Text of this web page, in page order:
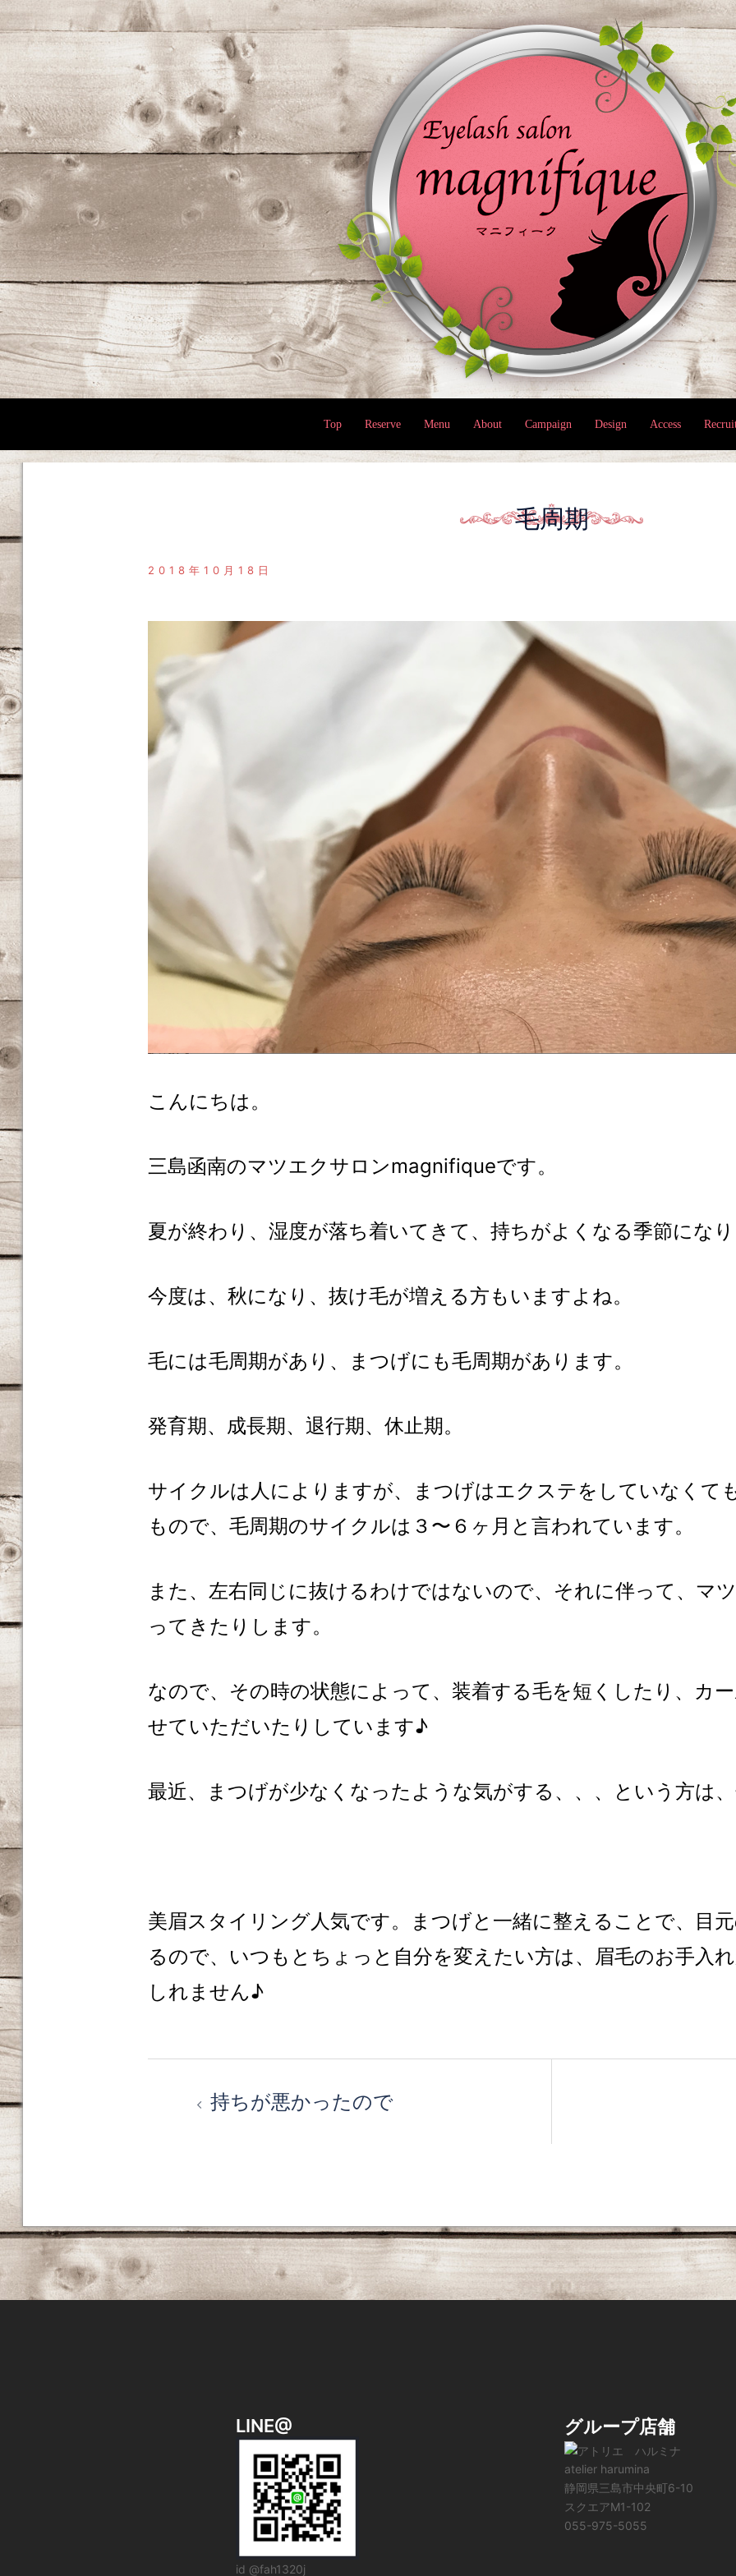
コ
ン
テ
ン
ツ
へ
ス
キ
ッ
プ
Top Reserve Menu About Campaign Design Access
毛周期
2018年10月18日
こんにちは。
三島函南のマツエクサロンmagnifiqueです。
夏が終わり、湿度が落ち着いてきて、持ちがよくなる季節にな
今度は、秋になり、抜け毛が増える方もいますよね。
毛には毛周期があり、まつげにも毛周期があります。
発育期、成長期、退行期、休止期。
サイクルは人によりますが、まつげはエクステをしていなくて
もので、毛周期のサイクルは３〜６ヶ月と言われています。
また、左右同じに抜けるわけではないので、それに伴って、マ
ってきたりします。
なので、その時の状態によって、装着する毛を短くしたり、カ
せていただいたりしています♪
最近、まつげが少なくなったような気がする、、、という方は
美眉スタイリング人気です。まつげと一緒に整えることで、目
るので、いつもとちょっと自分を変えたい方は、眉毛のお手入
しれません♪
ゲ
ー
持ちが悪かったので
LINE@
id @fah1320j
グループ店舗
atelier harumina
静岡県三島市中央町6-10
スクエアM1-102
055-975-5055